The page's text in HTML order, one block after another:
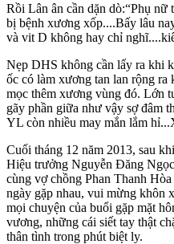
Rồi Lân ân cần dặn dò:“Phụ nữ
bị bệnh xương xốp....Bấy lâu
và vit D không hay chỉ
Nẹp DHS không cần lấy ra khi
ốc có làm xương tan lan rộng
mọc thêm xương vùng đó. Lớn
gãy phần giữa như vậy sợ đâm
YL còn nhiều may mắn lắm
Cuối tháng 12 năm 2013, sau
Hiệu trưởng Nguyễn Đăng
cùng vợ chồng Phan Thanh
ngày gặp nhau, vui mừng khôn
mọi chuyện của buổi gặp mặt
vương, những cái siết tay thật
thân tình trong phút biệt ly.